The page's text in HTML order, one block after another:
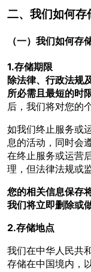
二、我们如何存
（一）我们如何存
1.存储期限
除法律、行政法规
所必需且最短的时
后，我们将对您的
如我们终止服务或
息的活动，同时会
在终止服务或运营
理，但法律法规或
您的相关信息保存
我们将立即删除或
2.存储地点
我们在中华人民共
存储在中国境内，